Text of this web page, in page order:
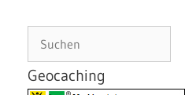
Geocaching